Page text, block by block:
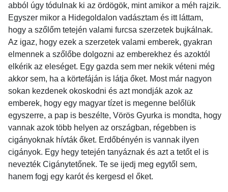
abból úgy tódulnak ki az ördögök, mint amikor a méh rajzik.
Egyszer mikor a Hidegoldalon vadásztam és itt láttam,
hogy a szőlőm tetején valami furcsa szerzetek bujkálnak.
Az igaz, hogy ezek a szerzetek valami emberek, gyakran
elmennek a szőlőbe dolgozni az emberekhez és azoktól
elkérik az eleséget. Egy gazda sem mer nekik véteni még
akkor sem, ha a körtefáján is látja őket. Most már nagyon
sokan kezdenek okoskodni és azt mondják azok az
emberek, hogy egy magyar tízet is megenne belőlük
egyszerre, a pap is beszélte, Vörös Gyurka is mondta, hogy
vannak azok több helyen az országban, régebben is
cigányoknak hívták őket. Erdőbényén is vannak ilyen
cigányok. Egy hegy tetején tanyáznak és azt a tetőt el is
nevezték Cigánytetőnek. Te se ijedj meg egytől sem,
hanem fogj egy karót és kergesd el őket.